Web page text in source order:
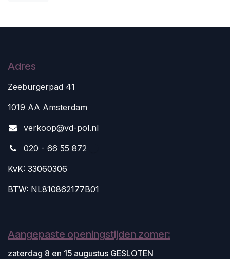
Adres
Zeeburgerpad 41
1019 AA Amsterdam
verkoop@vd-pol.nl
020 - 66 55 872
KvK: 33060306
BTW: NL810862177B01
Aangepaste openingstijden zomer:
zaterdag 8 en 15 augustus GESLOTEN